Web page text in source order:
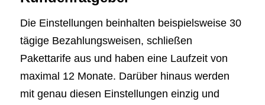
Die Einstellungen beinhalten beispielsweise 30
tägige Bezahlungsweisen, schließen
Pakettarife aus und haben eine Laufzeit von
maximal 12 Monate. Darüber hinaus werden
mit genau diesen Einstellungen einzig und